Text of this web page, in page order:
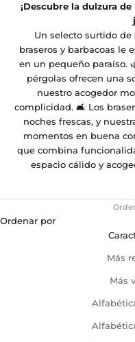
¡Descubre la dulzura
Un selecto surtido
braseros y barbacoas le
en un pequeño paraíso.
pérgolas ofrecen una
nuestro acogedor
complicidad. 🛋️ Los
noches frescas, y
momentos en buena
que combina
espacio cálido y
Ordenar por
Más
Más